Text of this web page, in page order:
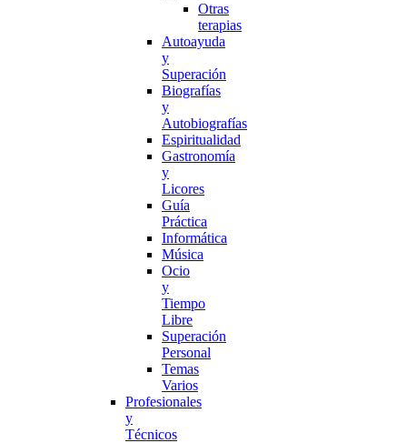
Otras
terapias
Autoayuda
y
Superación
Biografías
y
Autobiografías
Espiritualidad
Gastronomía
y
Licores
Guía
Práctica
Informática
Música
Ocio
y
Tiempo
Libre
Superación
Personal
Temas
Varios
Profesionales
y
Técnicos